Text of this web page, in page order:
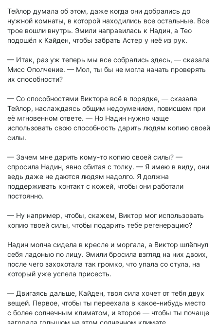
Тейлор думала об этом, даже когда они добрались до
нужной комнаты, в которой находились все остальные. Все
трое вошли внутрь. Эмили направилась к Надин, а Тео
подошёл к Кайден, чтобы забрать Астер у неё из рук.
— Итак, раз уж теперь мы все собрались здесь, — сказала
Мисс Ополчение. — Мол, ты бы не могла начать проверять
их способности?
— Со способностями Виктора всё в порядке, — сказала
Тейлор, наслаждаясь общим недоумением, повисшем при
её мгновенном ответе. — Но Надин нужно чаще
использовать свою способность дарить людям копию своей
силы.
— Зачем мне дарить кому-то копию своей силы? —
спросила Надин, явно сбитая с толку. — Я имею в виду, они
ведь даже не даются людям надолго. Я должна
поддерживать контакт с кожей, чтобы они работали
постоянно.
— Ну например, чтобы, скажем, Виктор мог использовать
копию твоей силы, чтобы подарить тебе регенерацию?
Надин молча сидела в кресле и моргала, а Виктор шлёпнул
себя ладонью по лицу. Эмили бросила взгляд на них двоих,
после чего захохотала так громко, что упала со стула, на
который уже успела присесть.
— Двигаясь дальше, Кайден, твоя сила хочет от тебя двух
вещей. Первое, чтобы ты переехала в какое-нибудь место
с более солнечным климатом, и второе — чтобы ты почаще
загорала голышом на этом солнечном климате.